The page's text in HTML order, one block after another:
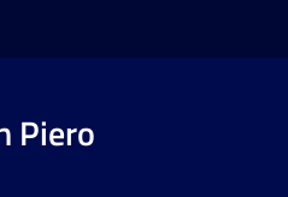
Piero